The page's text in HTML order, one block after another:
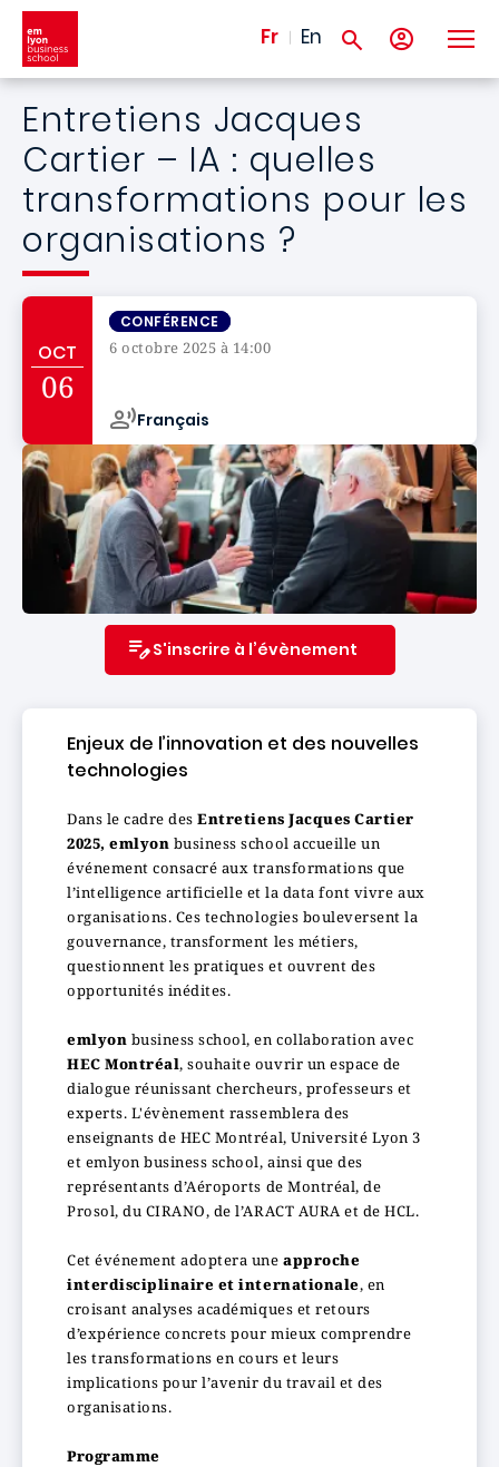
Aller au contenu principal
Fr En
Entretiens Jacques
Cartier – IA : quelles
transformations pour les
organisations ?
OCT
06
CONFÉRENCE
6 octobre 2025 à 14:00
Français
S'inscrire à l’évènement
Enjeux de l’innovation et des nouvelles
technologies
Dans le cadre desEntretiens Jacques Cartier
2025, emlyon business school accueille un
événement consacré aux transformations que
l’intelligence artificielle et la data font vivre aux
organisations. Ces technologies bouleversent la
gouvernance, transforment les métiers,
questionnent les pratiques et ouvrent des
opportunités inédites.
emlyon business school, en collaboration avec
HEC Montréal, souhaite ouvrir un espace de
dialogue réunissant chercheurs, professeurs et
experts. L'évènement rassemblera des
enseignants de HEC Montréal, Université Lyon 3
et emlyon business school, ainsi que des
représentants d’Aéroports de Montréal, de
Prosol, du CIRANO, de l’ARACT AURA et de HCL.
Cet événement adoptera uneapproche
interdisciplinaire et internationale, en
croisant analyses académiques et retours
d’expérience concrets pour mieux comprendre
les transformations en cours et leurs
implications pour l’avenir du travail et des
organisations.
Programme